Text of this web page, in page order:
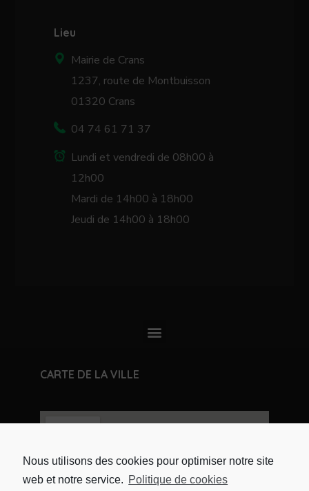
Lieu
Mairie de Crans
1237, route de Montbuisson
01320 Crans
04 74 61 71 37
Lundi et vendredi de 08h00 à
12h00
Mardi de 14h00 à 18h00
Jeudi de 14h00 à 18h00
CARTE DE LA VILLE
Nous utilisons des cookies pour optimiser notre site
web et notre service. Politique de cookies